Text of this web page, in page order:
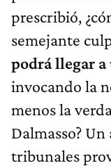
prescribió,
semejante
podrá llegar
invocando la
menos la
Dalmasso?
tribunales